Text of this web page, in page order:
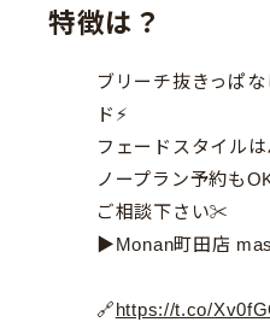
特徴は？
ブリーチ抜きっぱ
ド⚡️
フェードスタイル
ノープラン予約も
ご相談下さい✂︎
▶︎Monan町田店
🔗https://t.co/